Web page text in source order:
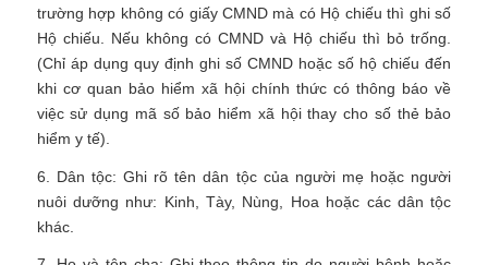
trường hợp không có giấy CMND mà có Hộ chiếu thì ghi số
Hộ chiếu. Nếu không có CMND và Hộ chiếu thì bỏ trống.
(Chỉ áp dụng quy định ghi số CMND hoặc số hộ chiếu đến
khi cơ quan bảo hiểm xã hội chính thức có thông báo về
việc sử dụng mã số bảo hiểm xã hội thay cho số thẻ bảo
hiểm y tế).
6. Dân tộc: Ghi rõ tên dân tộc của người mẹ hoặc người
nuôi dưỡng như: Kinh, Tày, Nùng, Hoa hoặc các dân tộc
khác.